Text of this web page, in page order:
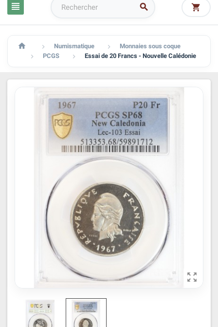
  
  Numismatique  Monnaies sous coque
 PCGS  Essai de 20 Francs - Nouvelle Calédonie
